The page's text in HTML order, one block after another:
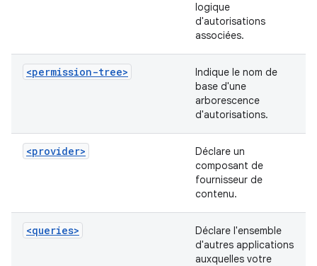
logique
d'autorisations
associées.
<permission-tree>
Indique le nom de
base d'une
arborescence
d'autorisations.
<provider>
Déclare un
composant de
fournisseur de
contenu.
<queries>
Déclare l'ensemble
d'autres applications
auxquelles votre